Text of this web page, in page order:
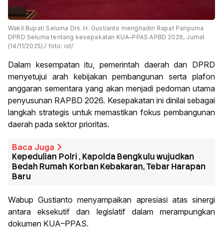
Wakil Bupati Seluma Drs. H. Gustianto menghadiri Rapat Paripurna
DPRD Seluma tentang kesepakatan KUA–PPAS APBD 2026, Jumat
(14/11/2025)./ foto: ist/
Dalam kesempatan itu, pemerintah daerah dan DPRD
menyetujui arah kebijakan pembangunan serta plafon
anggaran sementara yang akan menjadi pedoman utama
penyusunan RAPBD 2026. Kesepakatan ini dinilai sebagai
langkah strategis untuk memastikan fokus pembangunan
daerah pada sektor prioritas.
Baca Juga
Kepedulian Polri , Kapolda Bengkulu wujudkan
Bedah Rumah Korban Kebakaran, Tebar Harapan
Baru
Wabup Gustianto menyampaikan apresiasi atas sinergi
antara eksekutif dan legislatif dalam merampungkan
dokumen KUA–PPAS.